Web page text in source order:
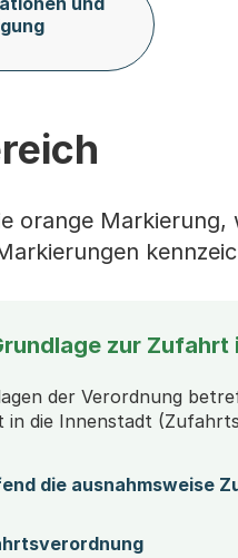
orange
zur Zufahrt
der Verordnung
in die Innenstadt
die ausnahmsweise
(Startet